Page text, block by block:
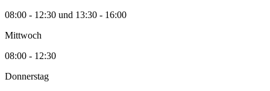
08:00 - 12:30 und 13:30 - 16:00
Mittwoch
08:00 - 12:30
Donnerstag